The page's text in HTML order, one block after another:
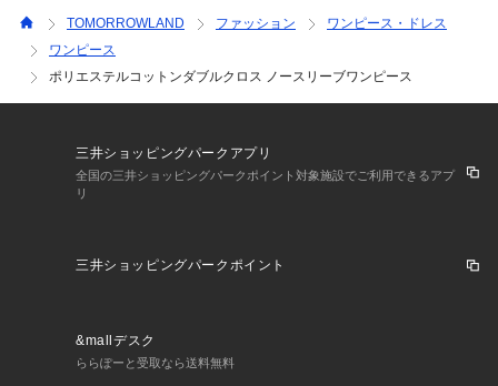
TOMORROWLAND ファッション
ワンピース・ドレス
ワンピース
ポリエステルコットンダブルクロス ノースリーブワンピース
三井ショッピングパークアプリ
全国の三井ショッピングパークポイント対象施設でご利用できるアプ
リ
三井ショッピングパークポイント
&mallデスク
ららぽーと受取なら送料無料